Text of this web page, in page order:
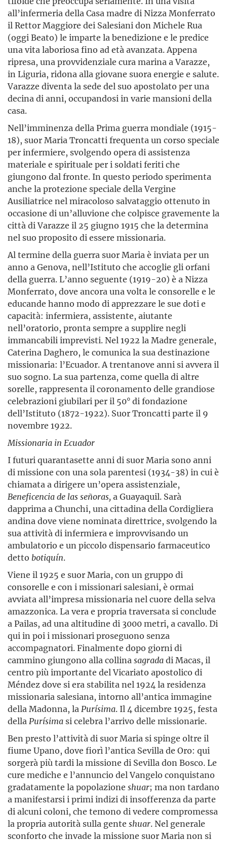
all’infermeria della Casa madre di Nizza Monferrato
il Rettor Maggiore dei Salesiani don Michele Rua
(oggi Beato) le imparte la benedizione e le predice
una vita laboriosa fino ad età avanzata. Appena
ripresa, una provvidenziale cura marina a Varazze,
in Liguria, ridona alla giovane suora energie e salute.
Varazze diventa la sede del suo apostolato per una
decina di anni, occupandosi in varie mansioni della
casa.
Nell’imminenza della Prima guerra mondiale (1915-
18), suor Maria Troncatti frequenta un corso speciale
per infermiere, svolgendo opera di assistenza
materiale e spirituale per i soldati feriti che
giungono dal fronte. In questo periodo sperimenta
anche la protezione speciale della Vergine
Ausiliatrice nel miracoloso salvataggio ottenuto in
occasione di un’alluvione che colpisce gravemente la
città di Varazze il 25 giugno 1915 che la determina
nel suo proposito di essere missionaria.
Al termine della guerra suor Maria è inviata per un
anno a Genova, nell’Istituto che accoglie gli orfani
della guerra. L’anno seguente (1919-20) è a Nizza
Monferrato, dove ancora una volta le consorelle e le
educande hanno modo di apprezzare le sue doti e
capacità: infermiera, assistente, aiutante
nell’oratorio, pronta sempre a supplire negli
immancabili imprevisti. Nel 1922 la Madre generale,
Caterina Daghero, le comunica la sua destinazione
missionaria: l’Ecuador. A trentanove anni si avvera il
suo sogno. La sua partenza, come quella di altre
sorelle, rappresenta il coronamento delle grandiose
celebrazioni giubilari per il 50° di fondazione
dell’Istituto (1872-1922). Suor Troncatti parte il 9
novembre 1922.
Missionaria in Ecuador
I futuri quarantasette anni di suor Maria sono anni
di missione con una sola parentesi (1934-38) in cui è
chiamata a dirigere un’opera assistenziale,
Beneficenciade lasseñoras,a Guayaquil. Sarà
dapprima a Chunchi, una cittadina della Cordigliera
andina dove viene nominata direttrice, svolgendo la
sua attività di infermiera e improvvisando un
ambulatorio e un piccolo dispensario farmaceutico
detto botiquín.
Viene il 1925 e suor Maria, con un gruppo di
consorelle e con i missionari salesiani, è ormai
avviata all’impresa missionaria nel cuore della selva
amazzonica. La vera e propria traversata si conclude
a Pailas, ad una altitudine di 3000 metri, a cavallo. Di
qui in poi i missionari proseguono senza
accompagnatori. Finalmente dopo giorni di
cammino giungono alla collinasagradadi Macas, il
centro più importante del Vicariato apostolico di
Méndez dove si era stabilita nel 1924 la residenza
missionaria salesiana, intorno all’antica immagine
della Madonna, laPurísima. Il 4 dicembre 1925, festa
dellaPurísimasi celebra l’arrivo delle missionarie.
Ben presto l’attività di suor Maria si spinge oltre il
fiume Upano, dove fiorì l’antica Sevilla de Oro: qui
sorgerà più tardi la missione di Sevilla don Bosco. Le
cure mediche e l’annuncio del Vangelo conquistano
gradatamente la popolazione shuar; ma non tardano
a manifestarsi i primi indizi di insofferenza da parte
di alcuni coloni, che temono di vedere compromessa
la propria autorità sulla gente shuar. Nel generale
sconforto che invade la missione suor Maria non si